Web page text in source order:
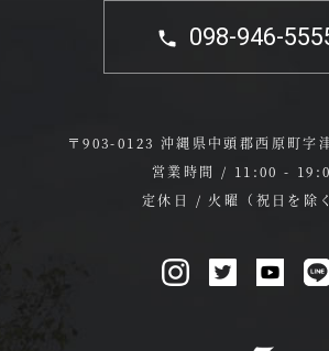
098-946-
〒903-0123 沖縄県中頭郡西原町字
営業時間 / 11:00 -
定休日 / 火曜（祝日を除